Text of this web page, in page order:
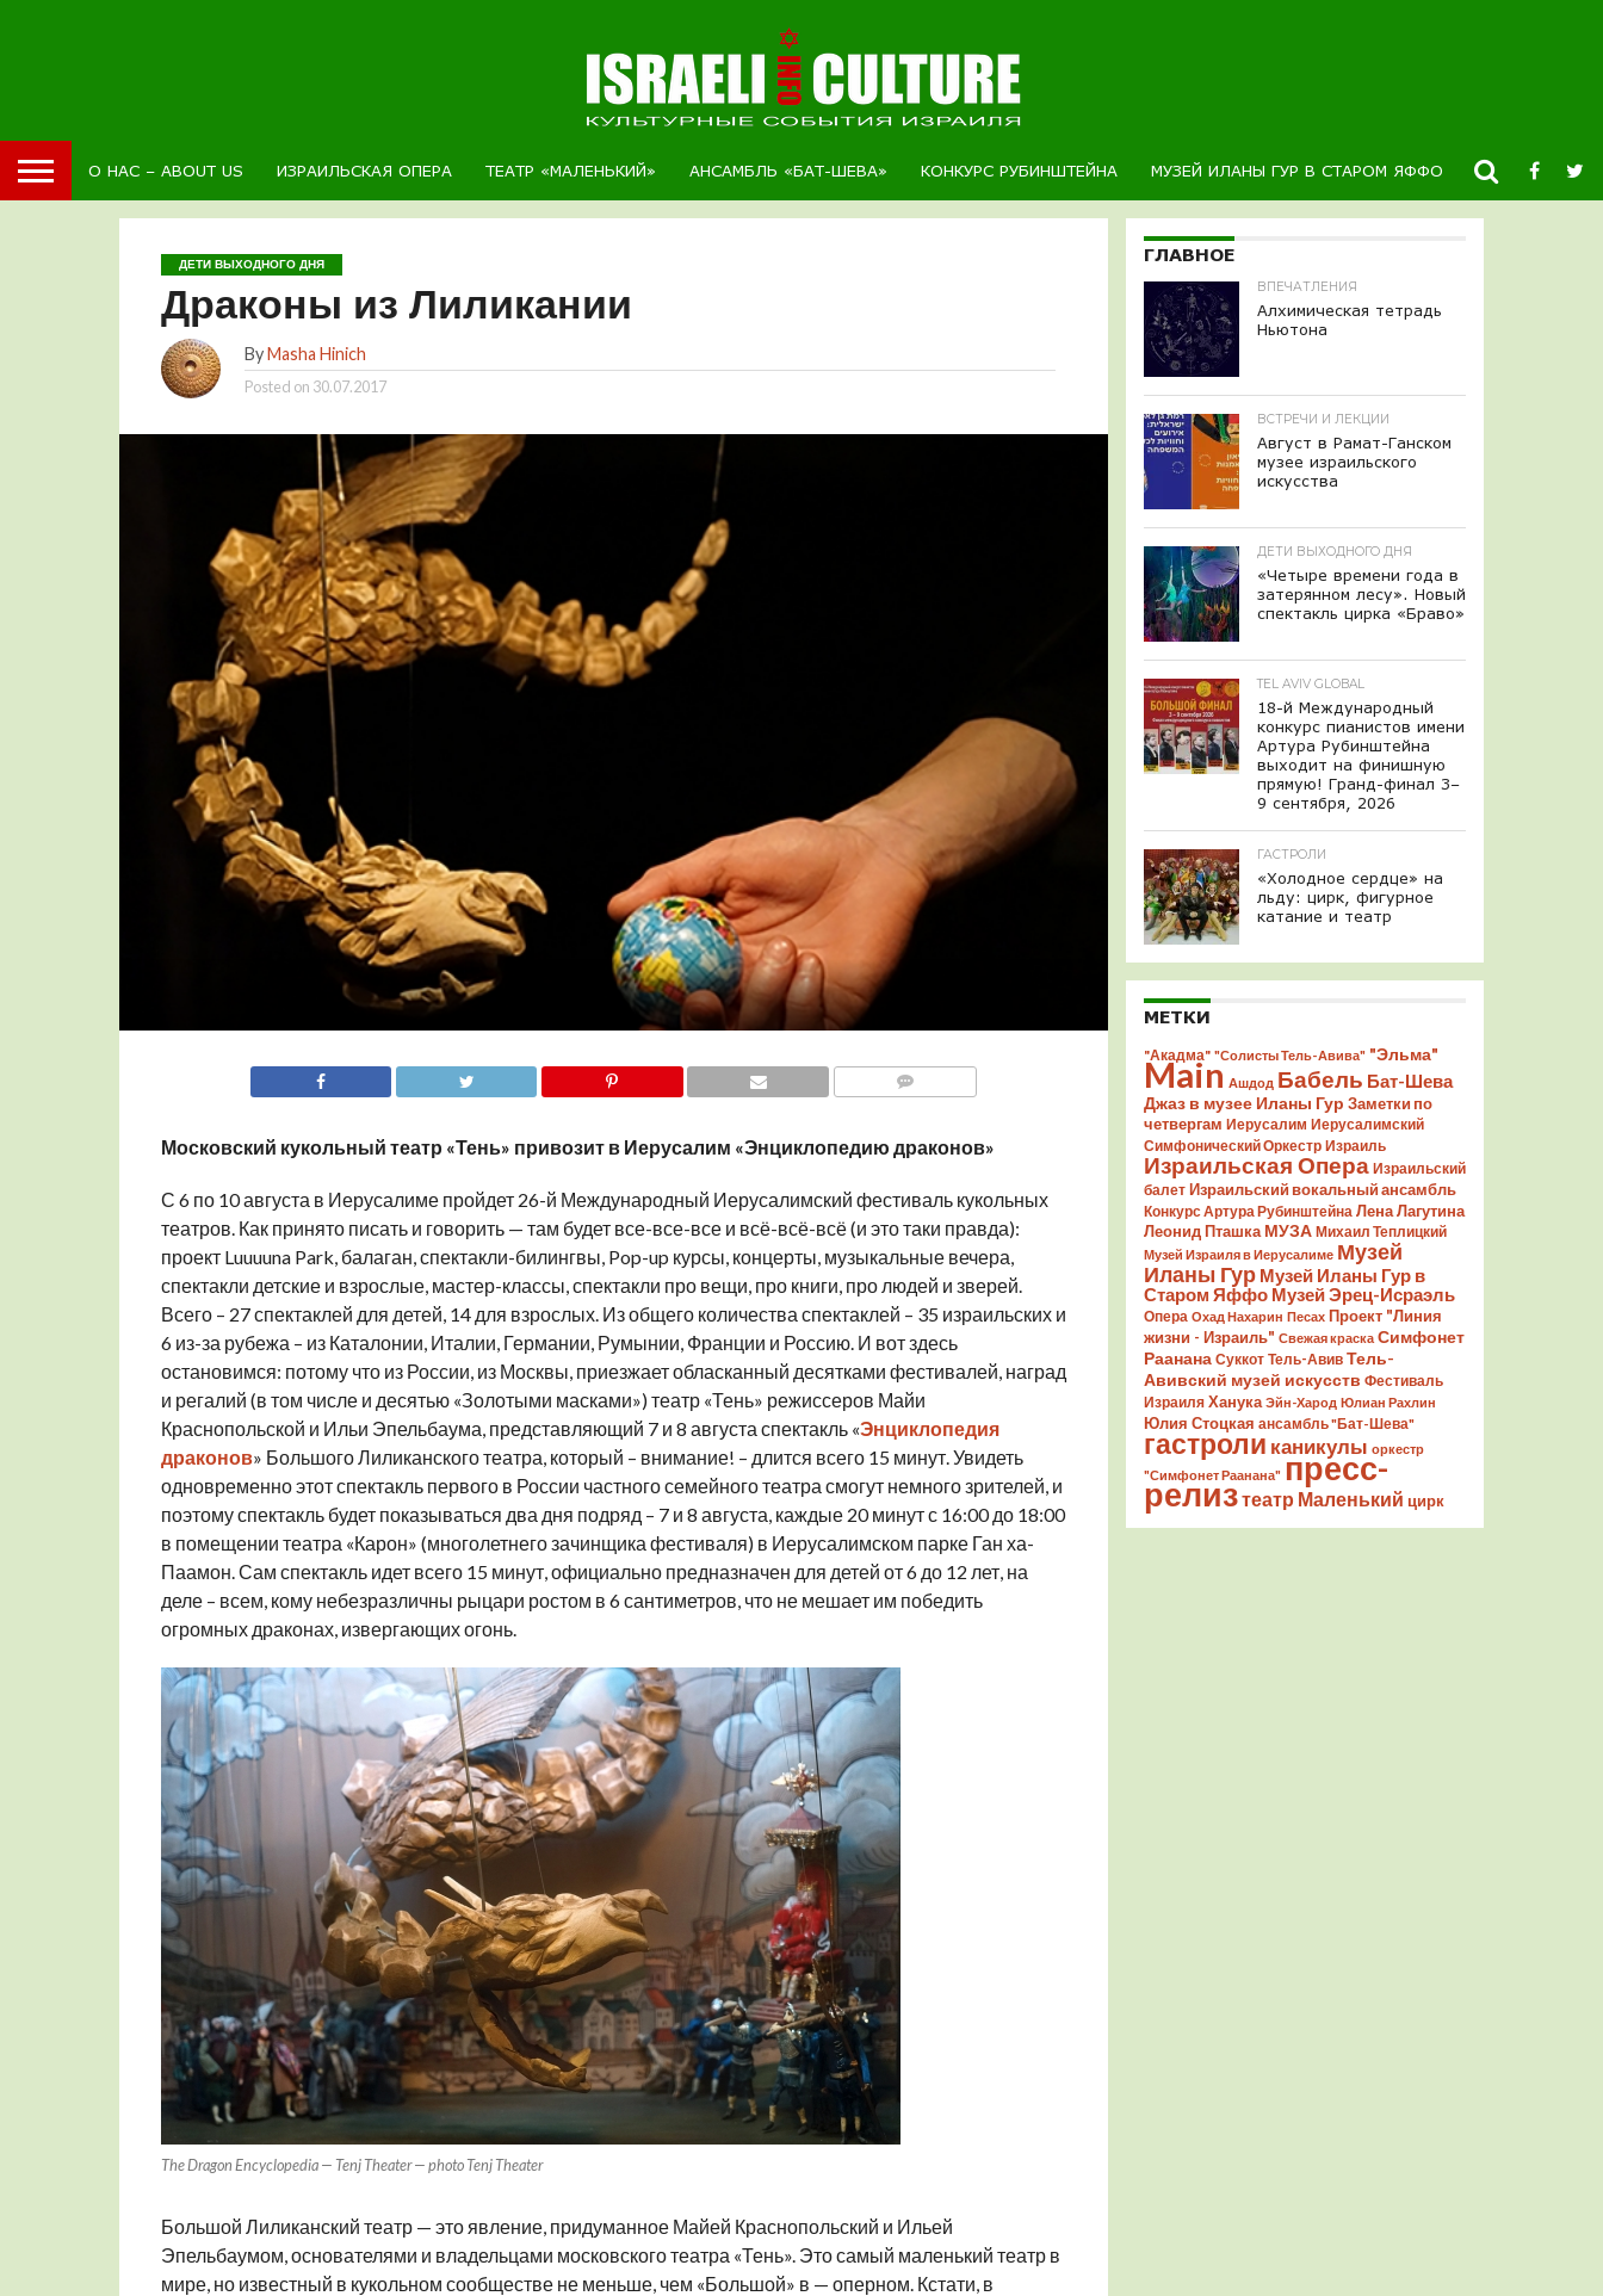
О НАС – ABOUT US ИЗРАИЛЬСКАЯ ОПЕРА ТЕАТР «МАЛЕНЬКИЙ» АНСАМБЛЬ «БАТ-ШЕВА» КОНКУРС РУБИНШТЕЙНА МУЗЕЙ ИЛАНЫ ГУР В СТАРОМ ЯФФО НОВОСТИ
ДЕТИ ВЫХОДНОГО ДНЯ
Драконы из Лиликании
ByMasha Hinich
Posted on 30.07.2017
Московский кукольный театр «Тень» привозит в Иерусалим «Энциклопедию драконов»
С 6 по 10 августа в Иерусалиме пройдет 26-й Международный Иерусалимский фестиваль кукольных
театров. Как принято писать и говорить — там будет все-все-все и всё-всё-всё (и это таки правда):
проект Luuuuna Park, балаган, спектакли-билингвы, Pop-up курсы, концерты, музыкальные вечера,
спектакли детские и взрослые, мастер-классы, спектакли про вещи, про книги, про людей и зверей.
Всего – 27 спектаклей для детей, 14 для взрослых. Из общего количества спектаклей – 35 израильских и
6 из-за рубежа – из Каталонии, Италии, Германии, Румынии, Франции и Россию. И вот здесь
остановимся: потому что из России, из Москвы, приезжает обласканный десятками фестивалей, наград
и регалий (в том числе и десятью «Золотыми масками») театр «Тень» режиссеров Майи
Краснопольской и Ильи Эпельбаума, представляющий 7 и 8 августа спектакль «Энциклопедия
драконов» Большого Лиликанского театра, который – внимание! – длится всего 15 минут. Увидеть
одновременно этот спектакль первого в России частного семейного театра смогут немного зрителей, и
поэтому спектакль будет показываться два дня подряд – 7 и 8 августа, каждые 20 минут с 16:00 до 18:00
в помещении театра «Карон» (многолетнего зачинщика фестиваля) в Иерусалимском парке Ган ха-
Паамон. Сам спектакль идет всего 15 минут, официально предназначен для детей от 6 до 12 лет, на
деле – всем, кому небезразличны рыцари ростом в 6 сантиметров, что не мешает им победить
огромных драконах, извергающих огонь.
The Dragon Encyclopedia — Tenj Theater — photo Tenj Theater
Большой Лиликанский театр — это явление, придуманное Майей Краснопольский и Ильей
Эпельбаумом, основателями и владельцами московского театра «Тень». Это самый маленький театр в
мире, но известный в кукольном сообществе не меньше, чем «Большой» в — оперном. Кстати, в
ГЛАВНОЕ
ВПЕЧАТЛЕНИЯ
Алхимическая тетрадь
Ньютона
ВСТРЕЧИ И ЛЕКЦИИ
Август в Рамат-Ганском
музее израильского
искусства
ДЕТИ ВЫХОДНОГО ДНЯ
«Четыре времени года в
затерянном лесу». Новый
спектакль цирка «Браво»
TEL AVIV GLOBAL
18-й Международный
конкурс пианистов имени
Артура Рубинштейна
выходит на финишную
прямую! Гранд-финал 3–
9 сентября, 2026
ГАСТРОЛИ
«Холодное сердце» на
льду: цирк, фигурное
катание и театр
МЕТКИ
"Акадма" "Солисты Тель-Авива" "Эльма"
Main Ашдод Бабель Бат-Шева
Джаз в музее Иланы Гур Заметки по
четвергам Иерусалим Иерусалимский
Симфонический Оркестр Израиль
Израильская Опера Израильский
балет Израильский вокальный ансамбль
Конкурс Артура Рубинштейна Лена Лагутина
Леонид Пташка МУЗА Михаил Теплицкий
Музей Израиля в Иерусалиме Музей
Иланы Гур Музей Иланы Гур в
Старом Яффо Музей Эрец-Исраэль
Опера Охад Нахарин Песах Проект "Линия
жизни - Израиль" Свежая краска Симфонет
Раанана Суккот Тель-Авив Тель-
Авивский музей искусств Фестиваль
Израиля Ханука Эйн-Харод Юлиан Рахлин
Юлия Стоцкая ансамбль "Бат-Шева"
гастроли каникулы оркестр
"Симфонет Раанана" пресс-
релизтеатр Маленький цирк